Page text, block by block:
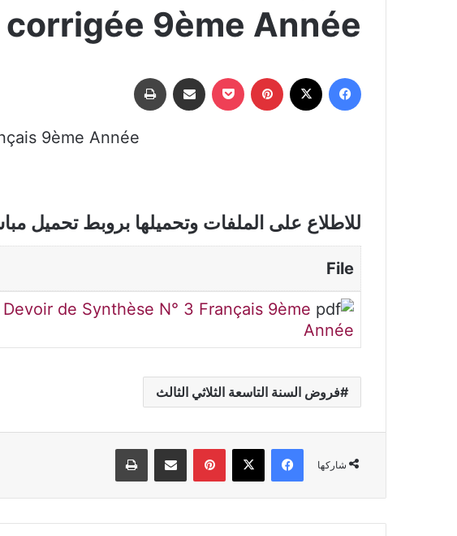
corrigée 9ème Année
فيسبوك بينتيريست ‫Pocket مشاركة عبر البريد
9ème Année
للاطلاع على الملفات وتحميلها بروبط تحميل
File
Devoir de Synthèse N° 3 Français 9ème
Année
فروض السنة التاسعة الثلاثي الثالث
شاركها
فيسبوك ‫X بينتيريستمشاركة عبر البريد طباعة